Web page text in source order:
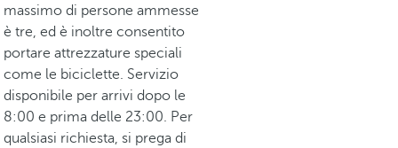
massimo di persone ammesse
è tre, ed è inoltre consentito
portare attrezzature speciali
come le biciclette. Servizio
disponibile per arrivi dopo le
8:00 e prima delle 23:00. Per
qualsiasi richiesta, si prega di